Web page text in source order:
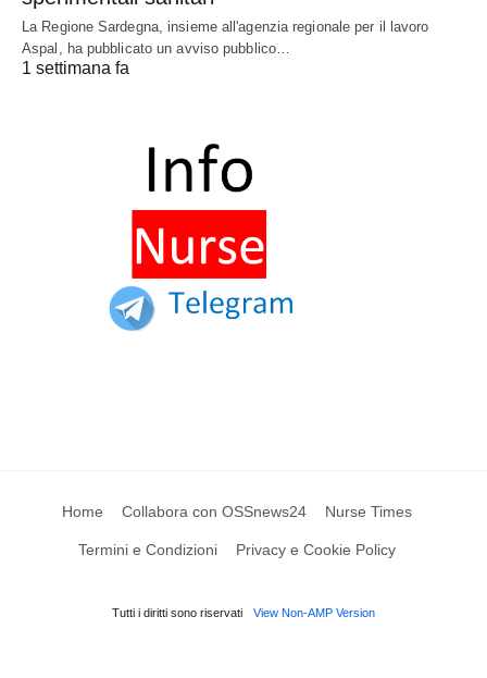
La Regione Sardegna, insieme all'agenzia regionale per il lavoro
Aspal, ha pubblicato un avviso pubblico…
1 settimana fa
Home Collabora con OSSnews24 Nurse Times
Termini e Condizioni Privacy e Cookie Policy
Tutti i diritti sono riservati View Non-AMP Version